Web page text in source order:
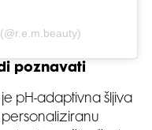
poznavati
je pH-adaptivna šljiva